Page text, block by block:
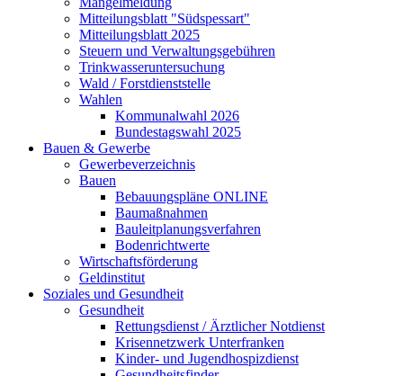
Mitteilungsblatt "Südspessart"
Mitteilungsblatt 2025
Steuern und Verwaltungsgebühren
Trinkwasseruntersuchung
Wald / Forstdienststelle
Wahlen
Kommunalwahl 2026
Bundestagswahl 2025
Bauen & Gewerbe
Gewerbeverzeichnis
Bauen
Bebauungspläne ONLINE
Baumaßnahmen
Bauleitplanungsverfahren
Bodenrichtwerte
Wirtschaftsförderung
Geldinstitut
Soziales und Gesundheit
Gesundheit
Rettungsdienst / Ärztlicher Notdienst
Krisennetzwerk Unterfranken
Kinder- und Jugendhospizdienst